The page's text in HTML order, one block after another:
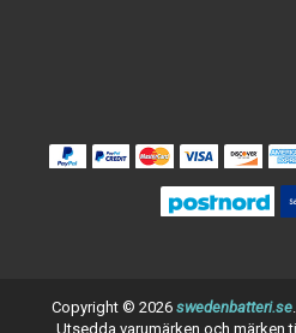
Copyright © 2026 swedenbatteri.se
Utsedda varumärken och märken